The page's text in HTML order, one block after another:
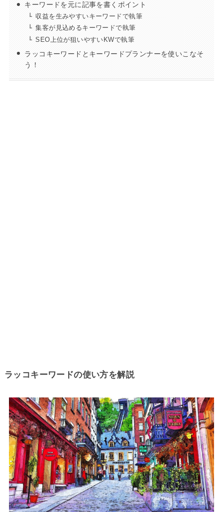
キーワードを元に記事を書くポイント
収益を生みやすいキーワードで執筆
集客が見込めるキーワードで執筆
SEO上位が狙いやすいKWで執筆
ラッコキーワードとキーワードプランナーを使いこなそ
う！
ラッコキーワードの使い方を解説